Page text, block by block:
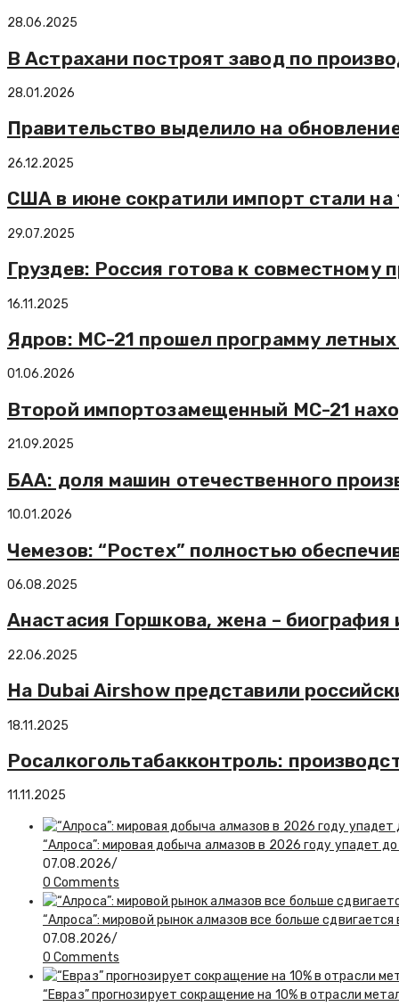
28.06.2025
В Астрахани построят завод по
28.01.2026
Правительство выделило на
26.12.2025
США в июне сократили импорт стали на
29.07.2025
Груздев: Россия готова к совместному
16.11.2025
Ядров: МС-21 прошел программу
01.06.2026
Второй импортозамещенный МС-21
21.09.2025
БАА: доля машин отечественного
10.01.2026
Чемезов: “Ростех” полностью
06.08.2025
Анастасия Горшкова, жена –
22.06.2025
На Dubai Airshow представили
18.11.2025
Росалкогольтабакконтроль:
11.11.2025
“Алроса”: мировая добыча алмазов в 2026 году упадет
07.08.2026/
0 Comments
“Алроса”: мировой рынок алмазов все больше
07.08.2026/
0 Comments
“Евраз” прогнозирует сокращение на 10% в отрасли